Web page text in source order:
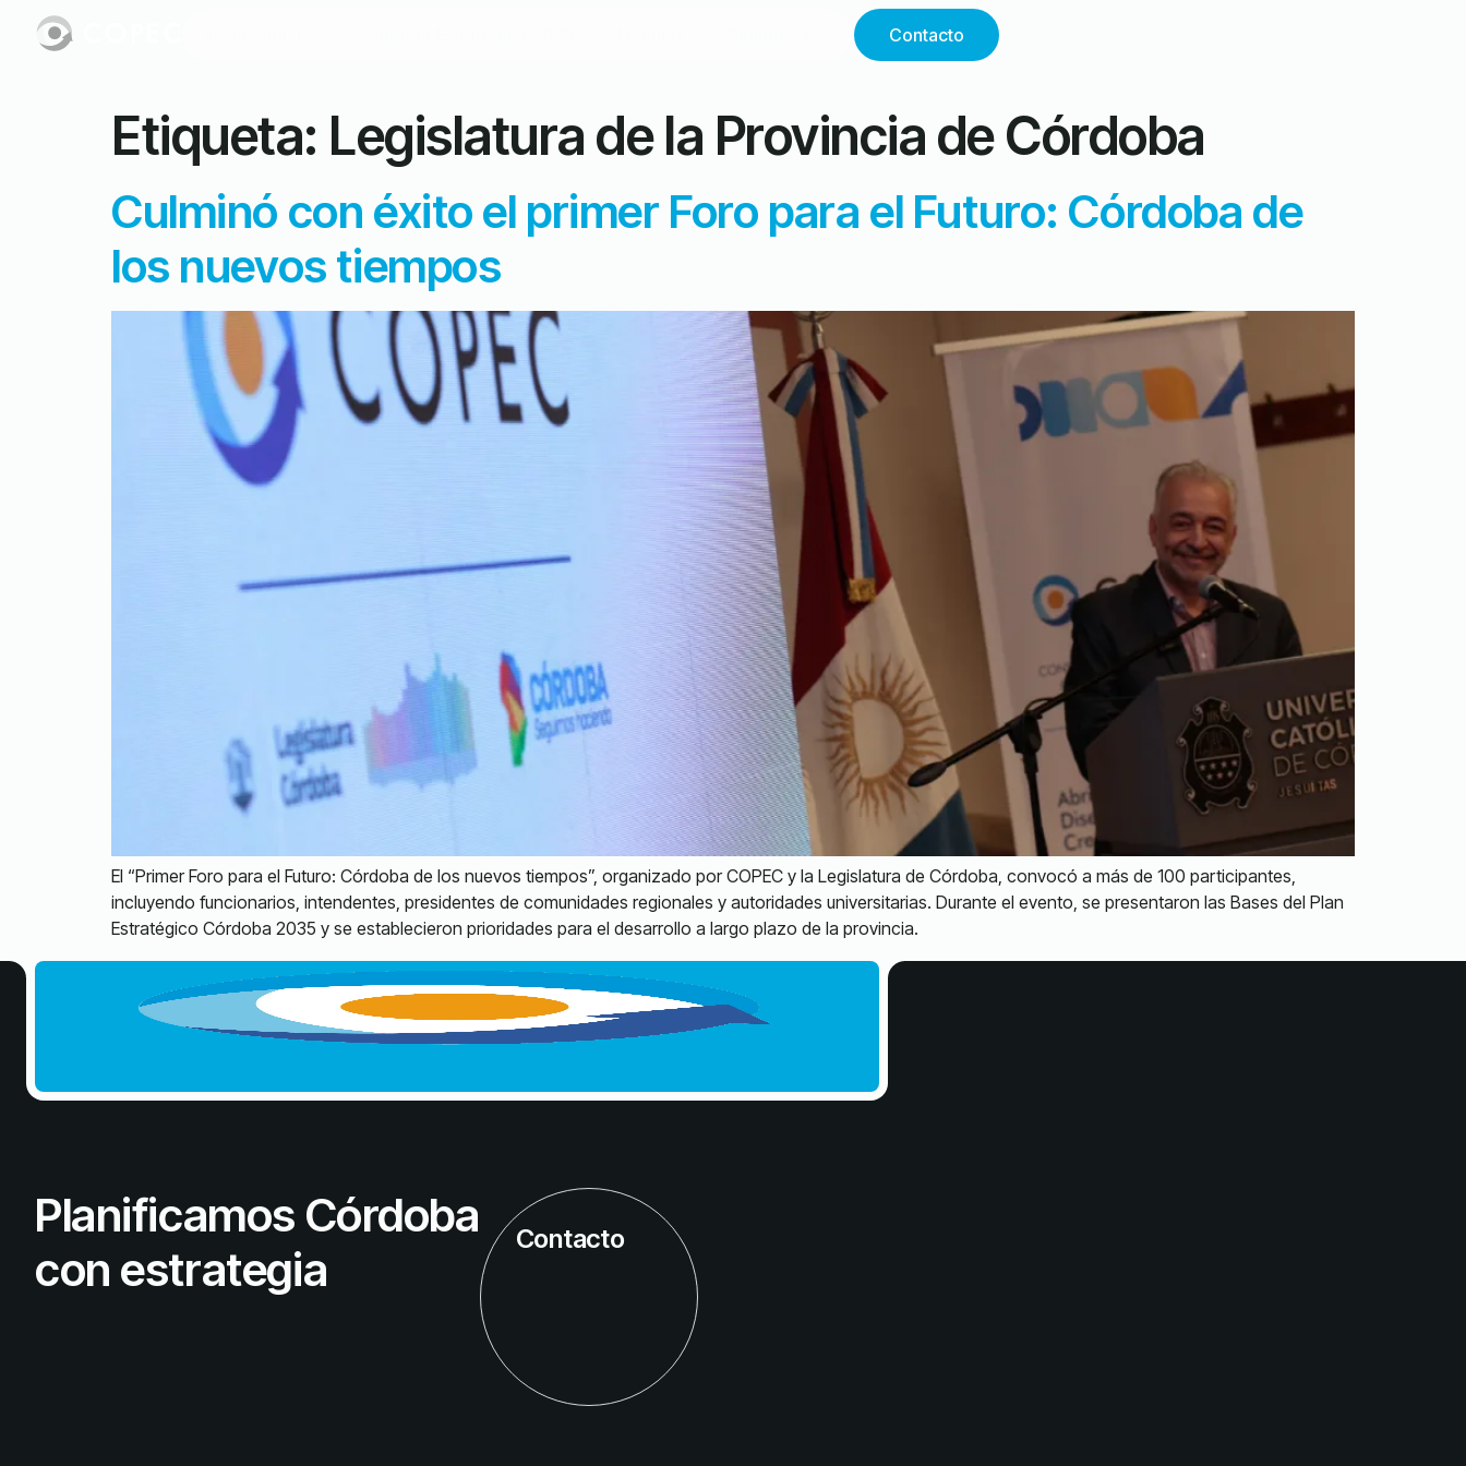
Contacto
Etiqueta: Legislatura de la Provincia de Córdoba
Culminó con éxito el primer Foro para el Futuro: Córdoba de
los nuevos tiempos
El “Primer Foro para el Futuro: Córdoba de los nuevos tiempos”, organizado por COPEC y la Legislatura de Córdoba, convocó a más de 100 participantes,
incluyendo funcionarios, intendentes, presidentes de comunidades regionales y autoridades universitarias. Durante el evento, se presentaron las Bases del Plan
Estratégico Córdoba 2035 y se establecieron prioridades para el desarrollo a largo plazo de la provincia.
Planificamos Córdoba
con estrategia
Contacto